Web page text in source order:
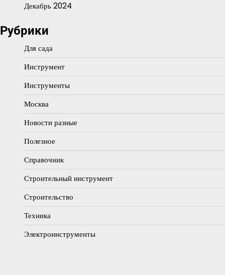
Декабрь 2024
Рубрики
Для сада
Инструмент
Инструменты
Москва
Новости разные
Полезное
Справочник
Строительный инструмент
Строительство
Техника
Электроинструменты